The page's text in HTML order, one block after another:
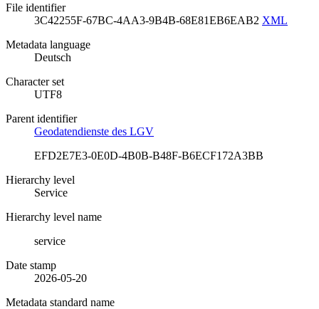
File identifier
3C42255F-67BC-4AA3-9B4B-68E81EB6EAB2 XML
Metadata language
Deutsch
Character set
UTF8
Parent identifier
Geodatendienste des LGV
EFD2E7E3-0E0D-4B0B-B48F-B6ECF172A3BB
Hierarchy level
Service
Hierarchy level name
service
Date stamp
2026-05-20
Metadata standard name